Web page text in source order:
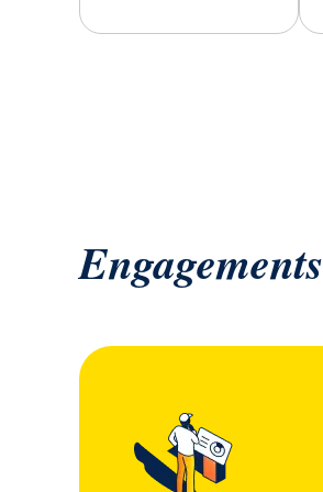
Engagements